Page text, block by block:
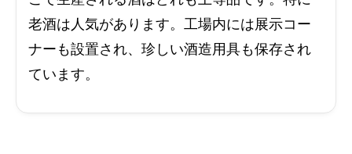
老酒は人気があります。工場内には展示コー
ナーも設置され、珍しい酒造用具も保存され
ています。